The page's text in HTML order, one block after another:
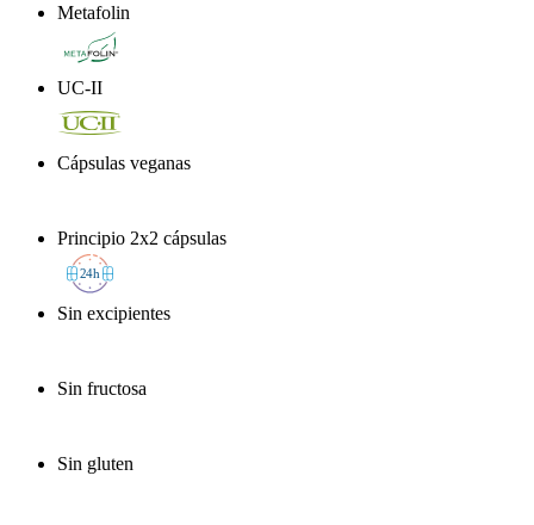
Metafolin
®
UC-II
Cápsulas veganas
Principio 2x2 cápsulas
24h
Sin excipientes
Sin fructosa
Sin gluten